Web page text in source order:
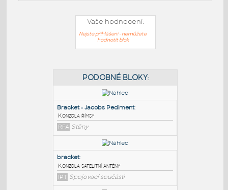
Vaše hodnocení:
Nejste přihlášeni - nemůžete
hodnotit blok
PODOBNÉ BLOKY:
Bracket - Jacobs Pediment: